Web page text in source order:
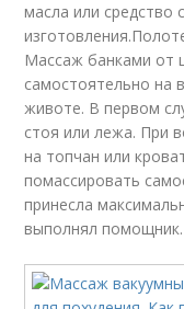
масла или средство
Массаж банками от
самостоятельно на
животе. В первом
стоя или лежа. При
на топчан или
помассировать
принесла
выполнял помощник.